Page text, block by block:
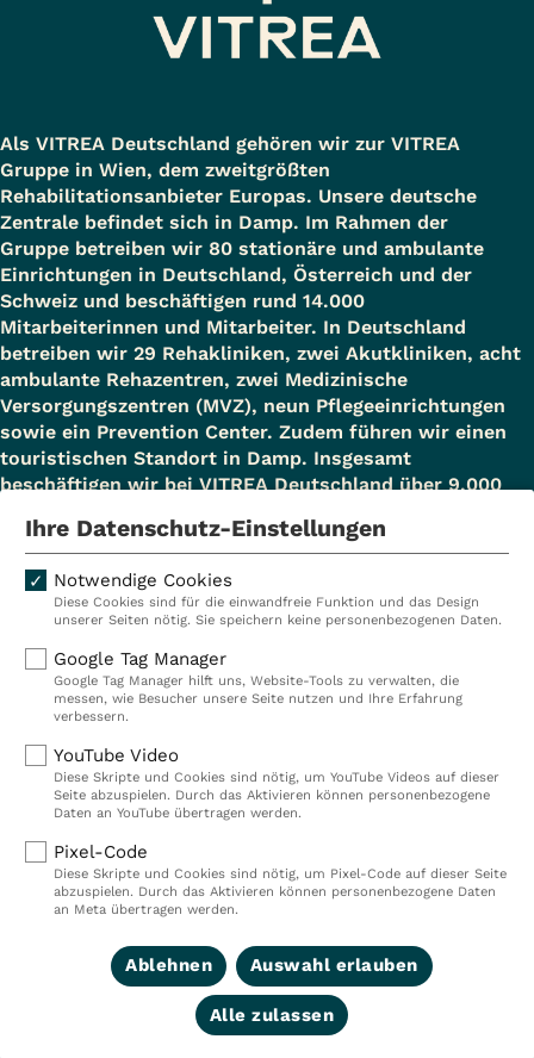
Als VITREA Deutschland gehören wir zur VITREA
Gruppe in Wien, dem zweitgrößten
Rehabilitationsanbieter Europas. Unsere deutsche
Zentrale befindet sich in Damp. Im Rahmen der
Gruppe betreiben wir 80 stationäre und ambulante
Einrichtungen in Deutschland, Österreich und der
Schweiz und beschäftigen rund 14.000
Mitarbeiterinnen und Mitarbeiter. In Deutschland
betreiben wir 29 Rehakliniken, zwei Akutkliniken, acht
ambulante Rehazentren, zwei Medizinische
Versorgungszentren (MVZ), neun Pflegeeinrichtungen
sowie ein Prevention Center. Zudem führen wir einen
touristischen Standort in Damp. Insgesamt
beschäftigen wir bei VITREA Deutschland über 9.000
Kliniken
Ambulant
Reha
Prävention
Karriere
VITREA Deutschland
IMPRESSUM
HINWEISGEBERSYSTEM
AUFSICHTSBEHÖRDEN
Ihre Datenschutz-Einstellungen
Notwendige Cookies
Diese Cookies sind für die einwandfreie Funktion und das Design
unserer Seiten nötig. Sie speichern keine personenbezogenen Daten.
Google Tag Manager
Google Tag Manager hilft uns, Website-Tools zu verwalten, die
messen, wie Besucher unsere Seite nutzen und Ihre Erfahrung
verbessern.
YouTube Video
Diese Skripte und Cookies sind nötig, um YouTube Videos auf dieser
Seite abzuspielen. Durch das Aktivieren können personenbezogene
Daten an YouTube übertragen werden.
Pixel-Code
Diese Skripte und Cookies sind nötig, um Pixel-Code auf dieser Seite
abzuspielen. Durch das Aktivieren können personenbezogene Daten
an Meta übertragen werden.
Ablehnen Auswahl erlauben
Alle zulassen